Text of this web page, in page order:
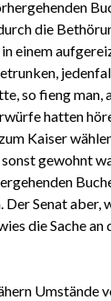
die
in einem
so fieng
hatten
Kaiser
gewohnt
Senat
die Sache
Umstände